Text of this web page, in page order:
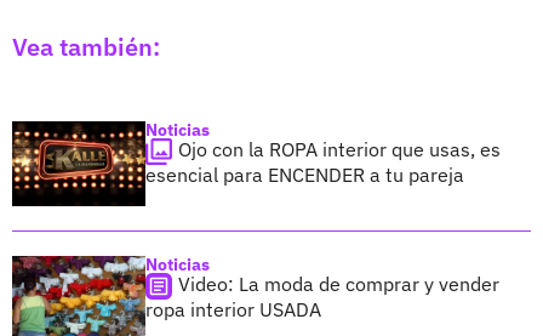
Vea también:
Noticias
Ojo con la ROPA interior que usas, es
esencial para ENCENDER a tu pareja
Noticias
Video: La moda de comprar y vender
ropa interior USADA